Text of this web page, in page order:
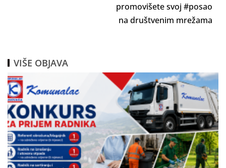
promovišete svoj #posao
na društvenim mrežama
VIŠE OBJAVA